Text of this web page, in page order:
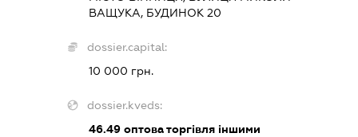
ВАЩУКА, БУДИНОК 20
dossier.capital:
10 000 грн.
dossier.kveds:
46.49оптова торгівля іншими